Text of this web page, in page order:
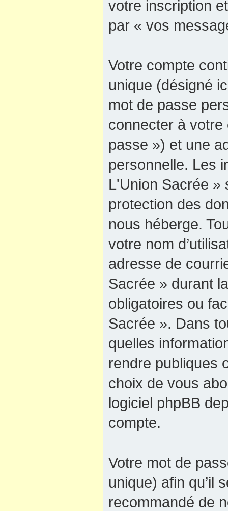
votre inscription
par « vos
Votre compte
unique (désigné
mot de passe
connecter à
passe ») et une
personnelle. Les
L'Union Sacrée »
protection des
nous héberge.
votre nom
adresse de
Sacrée » durant
obligatoires ou
Sacrée ». Dans
quelles
rendre publiques
choix de vous
logiciel phpBB
compte.
Votre mot de
unique) afin qu’il
recommandé de